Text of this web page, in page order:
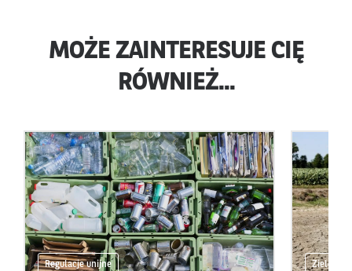
MOŻE ZAINTERESUJE CIĘ
RÓWNIEŻ...
Regulacje unijne Zielone